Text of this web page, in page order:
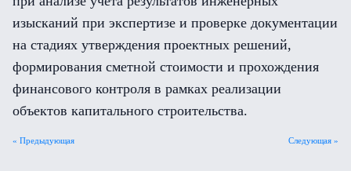
изысканий при экспертизе и проверке документации
на стадиях утверждения проектных решений,
формирования сметной стоимости и прохождения
финансового контроля в рамках реализации
объектов капитального строительства.
Следующая »
« Предыдующая